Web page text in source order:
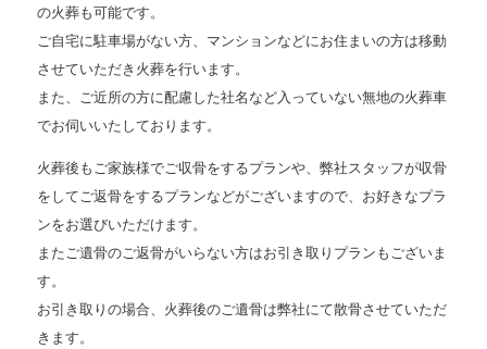
の火葬も可能です。
ご自宅に駐車場がない方、マンションなどにお住まいの方は移動
させていただき火葬を行います。
また、ご近所の方に配慮した社名など入っていない無地の火葬車
でお伺いいたしております。
火葬後もご家族様でご収骨をするプランや、弊社スタッフが収骨
をしてご返骨をするプランなどがございますので、お好きなプラ
ンをお選びいただけます。
またご遺骨のご返骨がいらない方はお引き取りプランもございま
す。
お引き取りの場合、火葬後のご遺骨は弊社にて散骨させていただ
きます。